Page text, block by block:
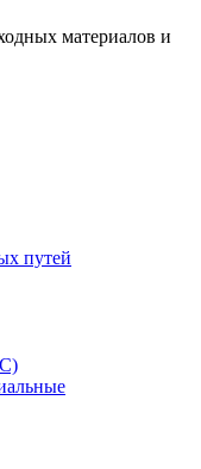
материалов и
путей